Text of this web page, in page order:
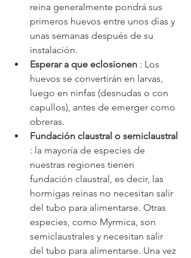
reina generalmente pondrá sus
primeros huevos entre unos días y
unas semanas después de su
instalación.
Esperar a que eclosionen : Los
huevos se convertirán en larvas,
luego en ninfas (desnudas o con
capullos), antes de emerger como
obreras.
Fundación claustral o semiclaustral
: la mayoría de especies de
nuestras regiones tienen
fundación claustral, es decir, las
hormigas reinas no necesitan salir
del tubo para alimentarse. Otras
especies, como Myrmica, son
semiclaustrales y necesitan salir
del tubo para alimentarse. Una vez